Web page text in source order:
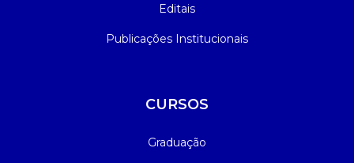
Editais
Publicações Institucionais
CURSOS
Graduação